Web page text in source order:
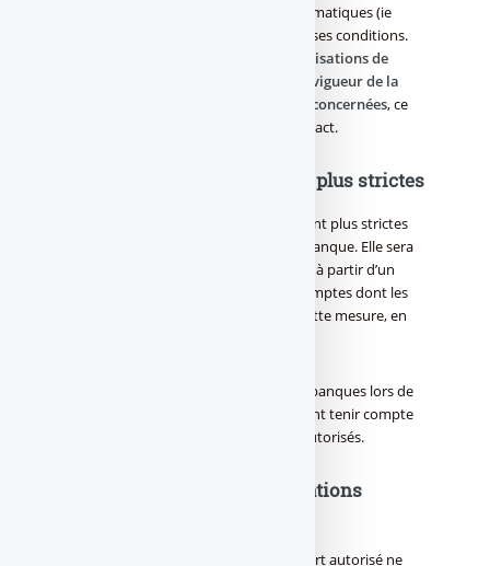
souscription de crédits bancaires automatiques (ie
découverts autorisés) dans de mauvaises conditions.
seules les nouvelles autorisations de
découverts, à compter de l’entrée en vigueur de la
mesure, soit en novembre 2026, sont concernées, ce
qui limite donc très largement son impact.
Des conditions d’attribution plus strictes
À partir de l’année 2026, les règles seront plus strictes
pour obtenir cette autorisation de la banque. Elle sera
désormais encadrée comme un crédit, à partir d’un
. Les titulaires de comptes dont les
revenus sont faibles redoutent déjà cette mesure, en
Le taux d’endettement calculé par les banques lors de
l’attribution d’un crédit devra également tenir compte
de l’endettement lié aux découverts autorisés.
Seules les nouvelles autorisations
Les autorisations actuelles de découvert autorisé ne